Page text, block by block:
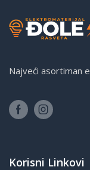
Najveći asortiman
Korisni Linkovi